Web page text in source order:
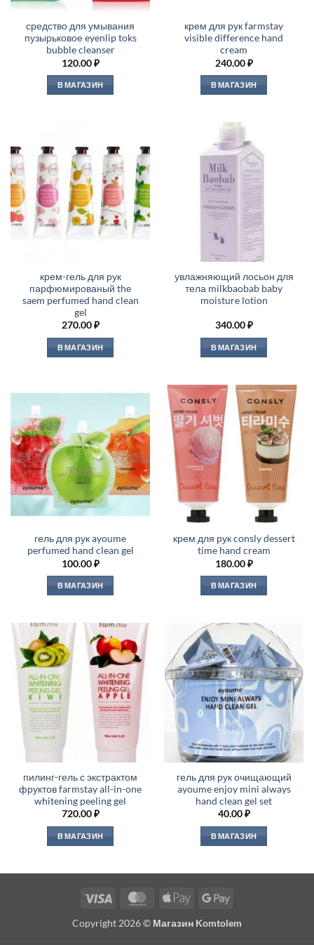
средство для умывания
пузырьковое eyenlip toks
bubble cleanser
120.00₽
В МАГАЗИН
крем для рук farmstay
visible difference hand
cream
240.00₽
В МАГАЗИН
крем-гель для рук
парфюмированый the
saem perfumed hand clean
gel
270.00₽
В МАГАЗИН
увлажняющий лосьон для
тела milkbaobab baby
moisture lotion
340.00₽
В МАГАЗИН
гель для рук ayoume
perfumed hand clean gel
100.00₽
В МАГАЗИН
крем для рук consly dessert
time hand cream
180.00₽
В МАГАЗИН
пилинг-гель с экстрактом
фруктов farmstay all-in-one
whitening peeling gel
720.00₽
В МАГАЗИН
гель для рук очищающий
ayoume enjoy mini always
hand clean gel set
40.00₽
В МАГАЗИН
Visa MasterCardApple
Google
Copyright 2026 © Магазин Komtolem